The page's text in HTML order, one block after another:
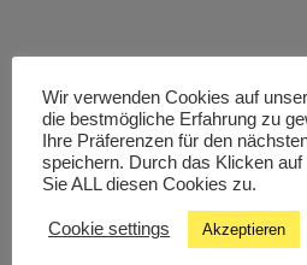
Wir verwenden Cookies auf
die bestmögliche Erfahrung zu
Ihre Präferenzen für den
speichern. Durch das Klicken
Sie ALL diesen Cookies zu.
Cookie settings Akzeptieren